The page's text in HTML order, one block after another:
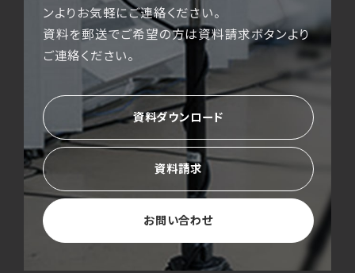
ンよりお気軽にご連絡ください。
資料を郵送でご希望の方は資料請求ボタンより
ご連絡ください。
資料ダウンロード
資料請求
お問い合わせ